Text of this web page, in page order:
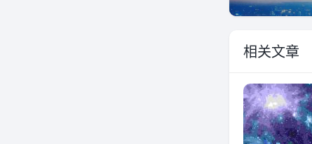
相关文章